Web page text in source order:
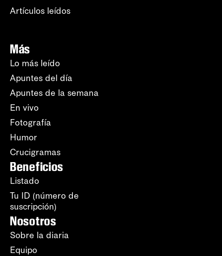
Artículos leídos
Más
Lo más leído
Apuntes del día
Apuntes de la semana
En vivo
Fotografía
Humor
Crucigramas
Beneficios
Listado
Tu ID (número de
suscripción)
Nosotros
Sobre la diaria
Equipo